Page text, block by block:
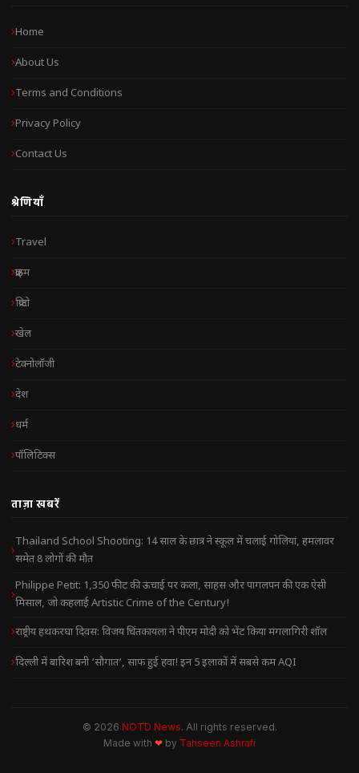
Home
About Us
Terms and Conditions
Privacy Policy
Contact Us
श्रेणियाँ
Travel
क्राइम
क्रिप्टो
खेल
टेक्नोलॉजी
देश
धर्म
पॉलिटिक्स
ताज़ा खबरें
Thailand School Shooting: 14 साल के छात्र ने स्कूल में चलाई गोलियां, हमलावर
समेत 8 लोगों की मौत
Philippe Petit: 1,350 फीट की ऊंचाई पर कला, साहस और पागलपन की एक ऐसी
मिसाल, जो कहलाई Artistic Crime of the Century!
राष्ट्रीय हथकरघा दिवस: विजय चिंतकायला ने पीएम मोदी को भेंट किया मंगलागिरी शॉल
दिल्ली में बारिश बनी ‘सौगात’, साफ हुई हवा! इन 5 इलाकों में सबसे कम AQI
© 2026 NOTD News. All rights reserved.
Made with ❤ by Tahseen Ashrafi